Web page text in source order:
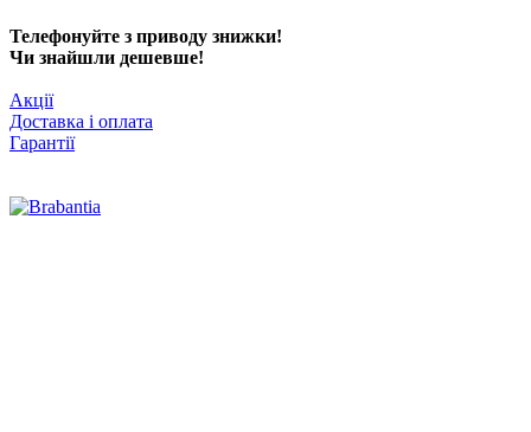
Телефонуйте з приводу знижки!
Чи знайшли дешевше!
Акції
Доставка і оплата
Гарантії